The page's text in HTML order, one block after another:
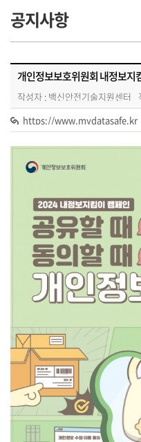
공지사항
개인정보보호위원회 내정보지
작성자 : 백신안전기술지원센터
https://www.mydatasafe.kr
공유할 때 동의할 때 개인정보 체크!
SNS로 공유했어요
개인정보 수집·이용 동의